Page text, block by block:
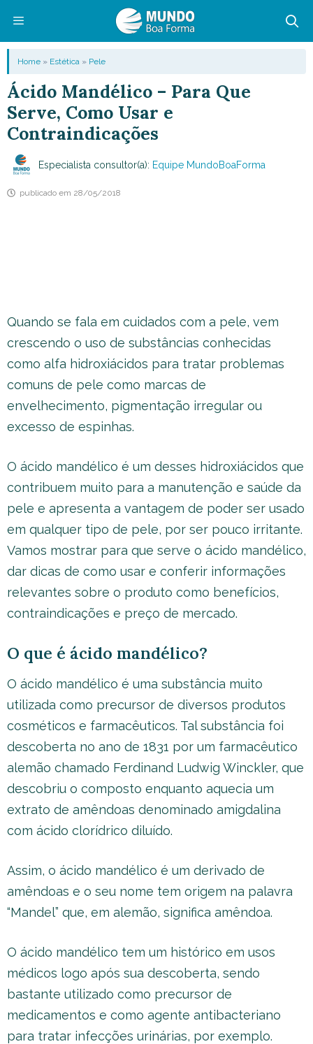
conteúdo
Menu
Home » Estética » Pele
Ácido Mandélico – Para Que
Serve, Como Usar e
Contraindicações
Especialista consultor(a): Equipe MundoBoaForma
publicado em 28/05/2018
Quando se fala em cuidados com a pele, vem
crescendo o uso de substâncias conhecidas
como alfa hidroxiácidos para tratar problemas
comuns de pele como marcas de
envelhecimento, pigmentação irregular ou
excesso de espinhas.
O ácido mandélico é um desses hidroxiácidos que
contribuem muito para a manutenção e saúde da
pele e apresenta a vantagem de poder ser usado
em qualquer tipo de pele, por ser pouco irritante.
Vamos mostrar para que serve o ácido mandélico,
dar dicas de como usar e conferir informações
relevantes sobre o produto como benefícios,
contraindicações e preço de mercado.
O que é ácido mandélico?
O ácido mandélico é uma substância muito
utilizada como precursor de diversos produtos
cosméticos e farmacêuticos. Tal substância foi
descoberta no ano de 1831 por um farmacêutico
alemão chamado Ferdinand Ludwig Winckler, que
descobriu o composto enquanto aquecia um
extrato de amêndoas denominado amigdalina
com ácido clorídrico diluído.
Assim, o ácido mandélico é um derivado de
amêndoas e o seu nome tem origem na palavra
“Mandel” que, em alemão, significa amêndoa.
O ácido mandélico tem um histórico em usos
médicos logo após sua descoberta, sendo
bastante utilizado como precursor de
medicamentos e como agente antibacteriano
para tratar infecções urinárias, por exemplo.